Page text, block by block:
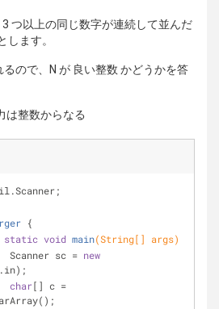
つ以上の同じ数字が連続して並んだ
します。
ので、N が 良い整数 かどうかを答
は整数からなる
{
static void main(String[] args)
		Scanner sc =
new
char[] c =